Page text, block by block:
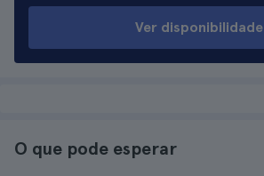
Ver disponibilidade
O que pode esperar